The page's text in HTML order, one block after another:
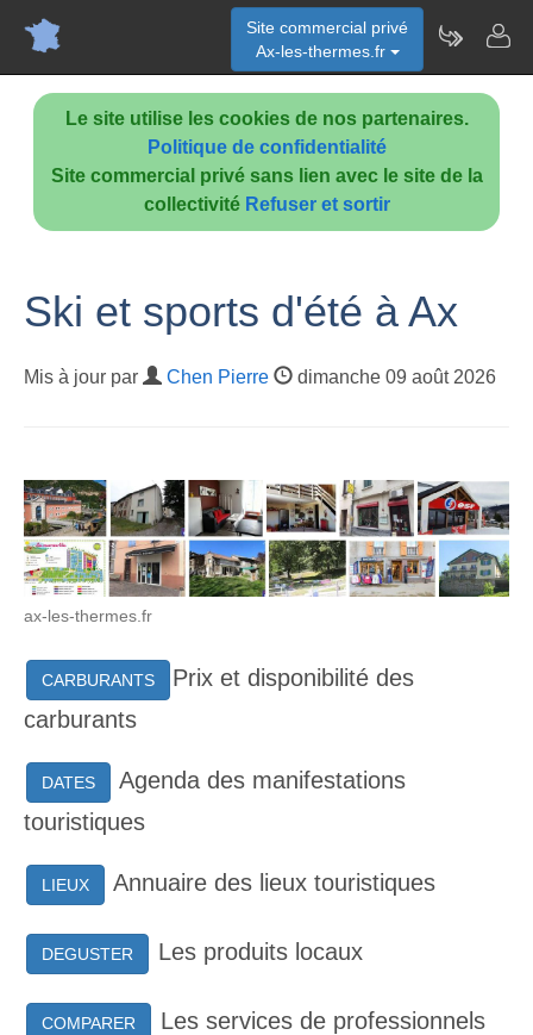
Le site utilise les cookies de nos partenaires.
Politique de confidentialité
Site commercial privé sans lien avec le site de la
collectivité Refuser et sortir
Site commercial privé
Ax-les-thermes.fr
Ski et sports d'été à Ax
Mis à jour par Chen Pierre dimanche 09 août 2026
ax-les-thermes.fr
CARBURANTS
Prix et disponibilité des
carburants
DATES
Agenda des manifestations
touristiques
LIEUX Annuaire des lieux touristiques
DEGUSTER Les produits locaux
COMPARER Les services de professionnels